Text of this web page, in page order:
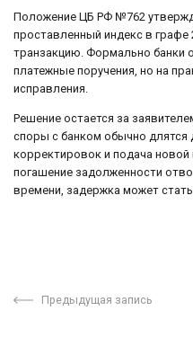
Положение ЦБ РФ №762
проставленный индекс в
транзакцию. Формально банки
платежные поручения, но на
исправления.
Решение остается за
споры с банком обычно длятся
корректировок и подача новой
погашение задолженности
времени, задержка может
Предыдущая запись